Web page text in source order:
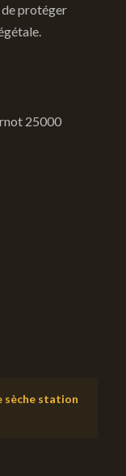
de protéger
25000
sèche station